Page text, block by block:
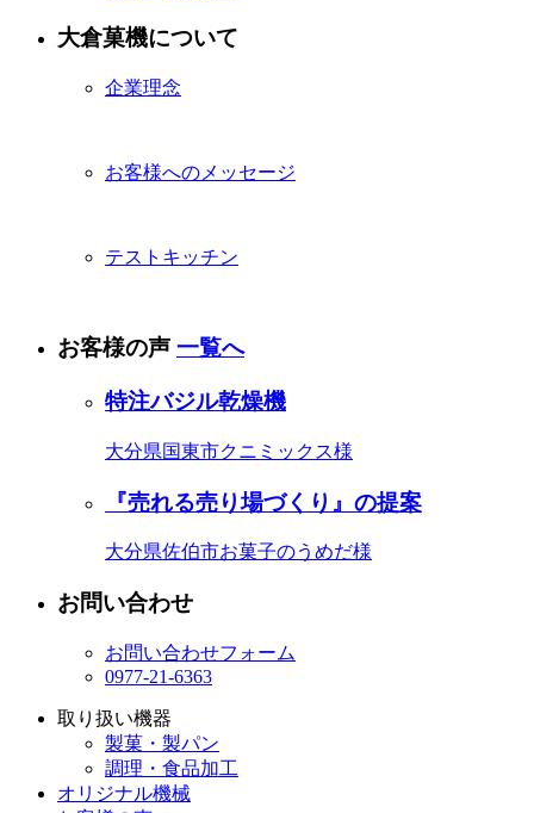
大倉菓機について
企業理念
お客様へのメッセージ
テストキッチン
お客様の声 一覧へ
特注バジル乾燥機
大分県国東市クニミックス様
『売れる売り場づくり』の提案
大分県佐伯市お菓子のうめだ様
お問い合わせ
お問い合わせフォーム
0977-21-6363
取り扱い機器
製菓・製パン
調理・食品加工
オリジナル機械